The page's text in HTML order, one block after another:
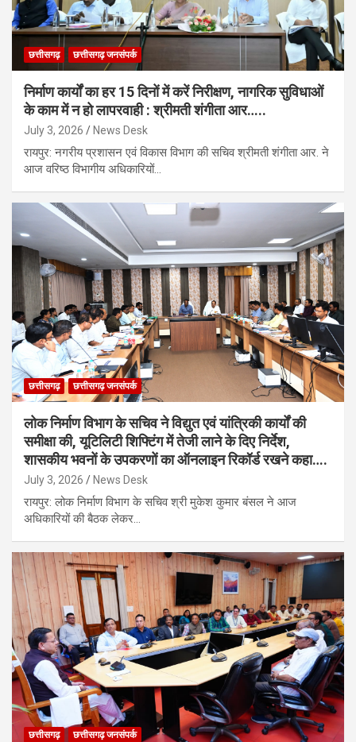
छत्तीसगढ़ छत्तीसगढ़ जनसंपर्क
निर्माण कार्यों का हर 15 दिनों में करें निरीक्षण, नागरिक सुविधाओं
के काम में न हो लापरवाही : श्रीमती शंगीता आर…..
July 3, 2026 News Desk
रायपुर: नगरीय प्रशासन एवं विकास विभाग की सचिव श्रीमती शंगीता आर. ने
आज वरिष्ठ विभागीय अधिकारियों…
छत्तीसगढ़ छत्तीसगढ़ जनसंपर्क
लोक निर्माण विभाग के सचिव ने विद्युत एवं यांत्रिकी कार्यों की
समीक्षा की, यूटिलिटी शिफ्टिंग में तेजी लाने के दिए निर्देश,
शासकीय भवनों के उपकरणों का ऑनलाइन रिकॉर्ड रखने कहा….
July 3, 2026 News Desk
रायपुर: लोक निर्माण विभाग के सचिव श्री मुकेश कुमार बंसल ने आज
अधिकारियों की बैठक लेकर…
छत्तीसगढ़ छत्तीसगढ़ जनसंपर्क